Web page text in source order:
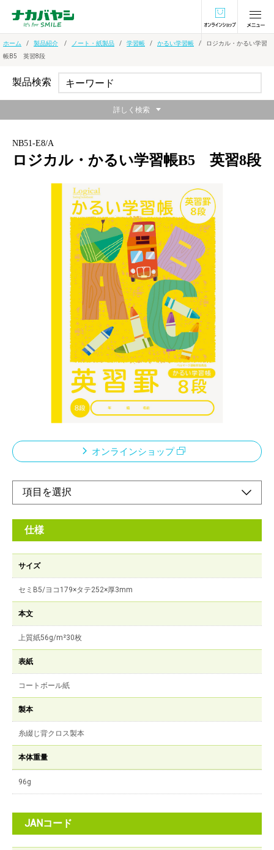
オンラインショ
ホーム 製品紹介 ノート・紙製品 学習帳 かるい学習帳
ロジカル・かるい学習
帳B5 英習8段
NB51-E8/A
ロジカル・かるい学習帳B5 英習8段
「エアー用紙」を使用したロジカル学習帳
メーカー希望小売価格：
科目の増加など、荷物が多くなる、小学校・中高学年向けノー
従来商品より約20％軽量化。本文には厚みはそのまま裏うつりは
従来品と同様。
ベルマーク運動参加商品このノートの売り上げの一部は「あしな
が育英会」に寄付されます。
オンラインショップ
仕様
サイズ
セミB5/ヨコ179×タテ252×厚3mm
本文
上質紙56g/m²30枚
表紙
コートボール紙
製本
糸綴じ背クロス製本
本体重量
96g
JANコード
製品検索
詳しく検索